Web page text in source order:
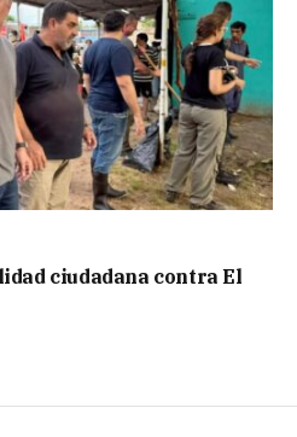
ciudadana contra El